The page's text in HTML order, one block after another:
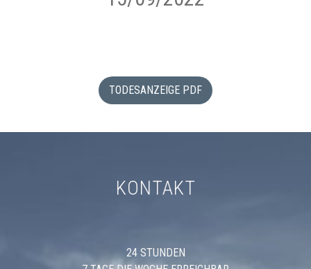
TODESANZEIGE PDF
KONTAKT
24 STUNDEN